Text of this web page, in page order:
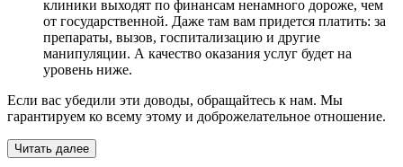
клиники выходят по финансам ненамного дороже, чем
от государственной. Даже там вам придется платить: за
препараты, вызов, госпитализацию и другие
манипуляции. А качество оказания услуг будет на
уровень ниже.
Если вас убедили эти доводы, обращайтесь к нам. Мы
гарантируем ко всему этому и доброжелательное отношение.
Читать далее